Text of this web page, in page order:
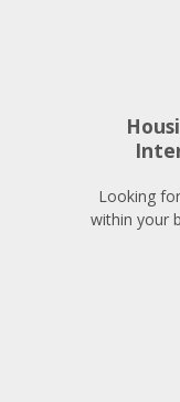
Looking
within your